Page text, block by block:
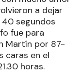
a dejar
segundos
fue para
Martín por 87-
caras en el
horas.